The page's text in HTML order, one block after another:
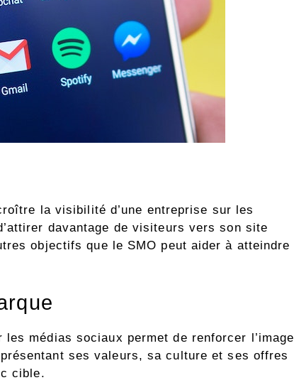
la visibilité d’une entreprise sur les
davantage de visiteurs vers son site
objectifs que le SMO peut aider à atteindre
médias sociaux permet de renforcer l’image
présentant ses valeurs, sa culture et ses offres
cible.